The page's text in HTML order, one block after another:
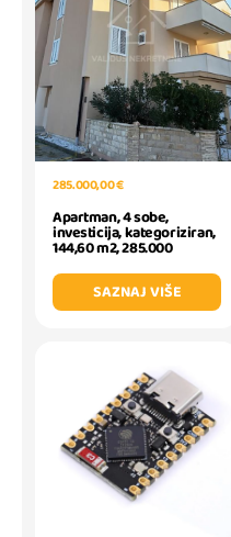
285.000,00 €
Apartman, 4 sobe,
investicija, kategoriziran,
144,60 m2, 285.000
SAZNAJ VIŠE